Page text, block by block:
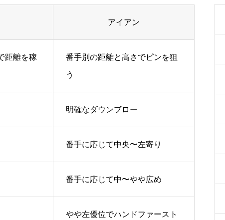
アイアン
距離を稼 番手別の距離と高さでピンを狙
う
明確なダウンブロー
番手に応じて中央〜左寄り
番手に応じて中〜やや広め
やや左優位でハンドファースト